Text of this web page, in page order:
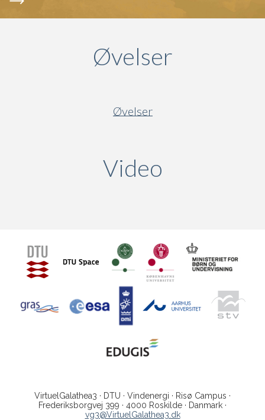
Øvelser
Øvelser
Video
VirtuelGalathea3 · DTU · Vindenergi · Risø Campus ·
Frederiksborgvej 399 · 4000 Roskilde · Danmark ·
vg3@VirtuelGalathea3.dk